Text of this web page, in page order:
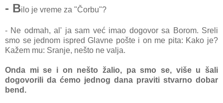
- Bilo je vreme za "Čorbu"?
- Ne odmah, al' ja sam već imao dogovor sa Borom. Sreli
smo se jednom ispred Glavne pošte i on me pita: Kako je?
Kažem mu: Sranje, nešto ne valja.
Onda mi se i on nešto žalio, pa smo se, više u šali
dogovorili da ćemo jednog dana praviti stvarno dobar
bend.